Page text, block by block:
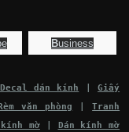
Business
Decal dán kính |Giấy
Rèm văn phòng |Tranh
mờ
Dán kính mờ